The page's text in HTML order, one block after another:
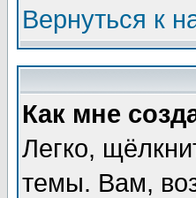
Вернуться к
Как мне
Легко,
темы. Вам,